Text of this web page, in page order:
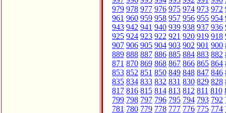
979 978 977 976 975 974 973 972
961 960 959 958 957 956 955 954
943 942 941 940 939 938 937 936
925 924 923 922 921 920 919 918
907 906 905 904 903 902 901 900
889 888 887 886 885 884 883 882
871 870 869 868 867 866 865 864
853 852 851 850 849 848 847 846
835 834 833 832 831 830 829 828
817 816 815 814 813 812 811 810
799 798 797 796 795 794 793 792
781 780 779 778 777 776 775 774